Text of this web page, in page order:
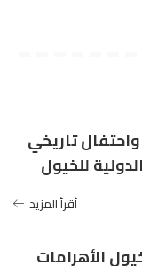
تاريخي
للخيول
أقرأ المزيد
الأهرامات